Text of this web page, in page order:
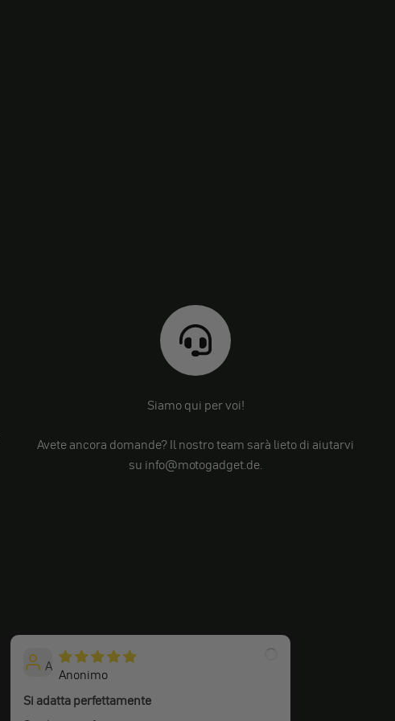
Siamo qui per voi!
Avete ancora domande? Il nostro team sarà lieto di aiutarvi
su info@motogadget.de.
A Anonimo
Si adatta perfettamente